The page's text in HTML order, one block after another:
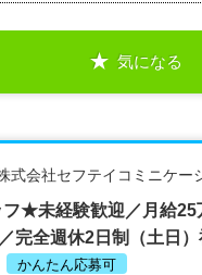
気になる
式会社セフテイコミニケー
★未経験歓迎／月給25
完全週休2日制（土日
かんたん応募可